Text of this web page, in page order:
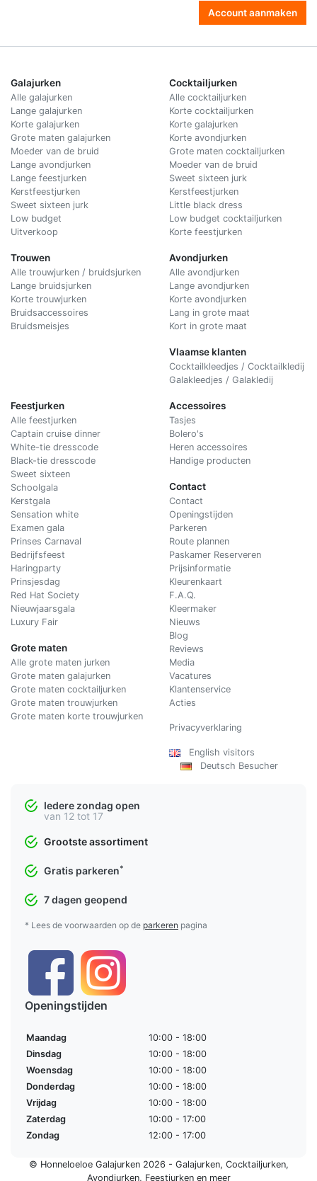
Account aanmaken
Galajurken
Alle galajurken
Lange galajurken
Korte galajurken
Grote maten galajurken
Moeder van de bruid
Lange avondjurken
Lange feestjurken
Kerstfeestjurken
Sweet sixteen jurk
Low budget
Uitverkoop
Trouwen
Alle trouwjurken / bruidsjurken
Lange bruidsjurken
Korte trouwjurken
Bruidsaccessoires
Bruidsmeisjes
Cocktailjurken
Alle cocktailjurken
Korte cocktailjurken
Korte galajurken
Korte avondjurken
Grote maten cocktailjurken
Moeder van de bruid
Sweet sixteen jurk
Kerstfeestjurken
Little black dress
Low budget cocktailjurken
Korte feestjurken
Avondjurken
Alle avondjurken
Lange avondjurken
Korte avondjurken
Lang in grote maat
Kort in grote maat
Vlaamse klanten
Cocktailkleedjes / Cocktailkledij
Galakleedjes / Galakledij
Feestjurken
Alle feestjurken
Captain cruise dinner
White-tie dresscode
Black-tie dresscode
Sweet sixteen
Schoolgala
Kerstgala
Sensation white
Examen gala
Prinses Carnaval
Bedrijfsfeest
Haringparty
Prinsjesdag
Red Hat Society
Nieuwjaarsgala
Luxury Fair
Grote maten
Alle grote maten jurken
Grote maten galajurken
Grote maten cocktailjurken
Grote maten trouwjurken
Grote maten korte trouwjurken
Accessoires
Tasjes
Bolero's
Heren accessoires
Handige producten
Contact
Contact
Openingstijden
Parkeren
Route plannen
Paskamer Reserveren
Prijsinformatie
Kleurenkaart
F.A.Q.
Kleermaker
Nieuws
Blog
Reviews
Media
Vacatures
Klantenservice
Acties
Privacyverklaring
English visitors
Deutsch Besucher
Iedere zondag open
van 12 tot 17
Grootste assortiment
Gratis parkeren*
7 dagen geopend
* Lees de voorwaarden op de parkeren pagina
Openingstijden
Maandag
10:00 - 18:00
Dinsdag
10:00 - 18:00
Woensdag
10:00 - 18:00
Donderdag
10:00 - 18:00
Vrijdag
10:00 - 18:00
Zaterdag
10:00 - 17:00
Zondag
12:00 - 17:00
© Honneloeloe Galajurken 2026 - Galajurken, Cocktailjurken,
Avondjurken, Feestjurkenen meer